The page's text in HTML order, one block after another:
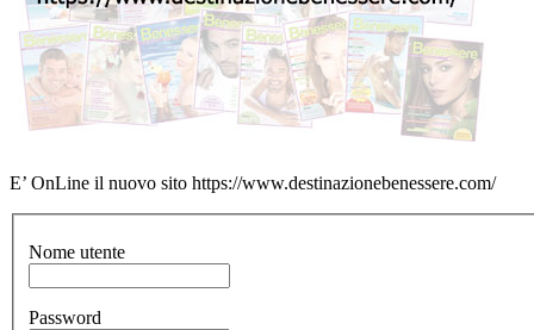
E’ OnLine il nuovo sito https://www.destinazionebenessere.com/
Nome utente
Password